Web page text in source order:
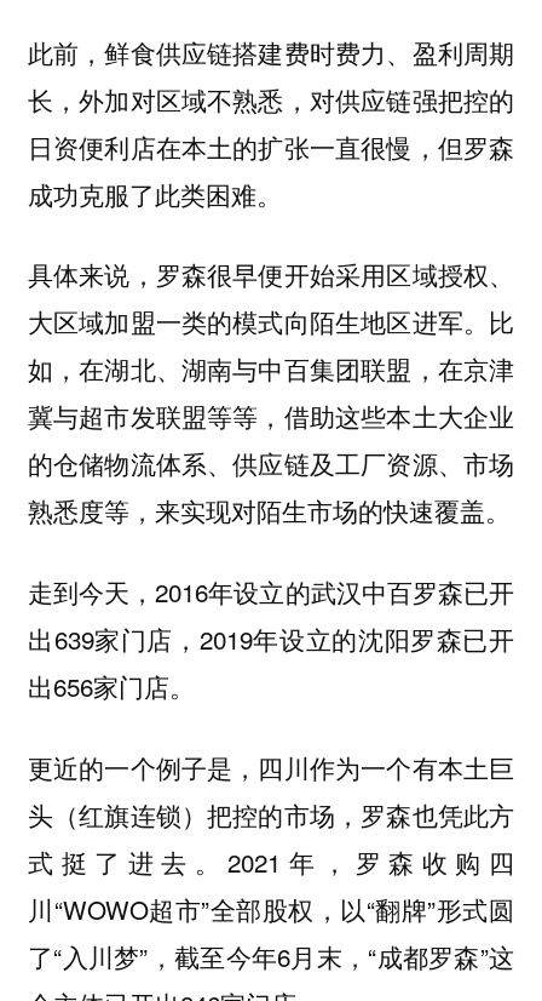
此前，鲜食供应链搭建费时费力、盈利周期
长，外加对区域不熟悉，对供应链强把控的
日资便利店在本土的扩张一直很慢，但罗森
成功克服了此类困难。
具体来说，罗森很早便开始采用区域授权、
大区域加盟一类的模式向陌生地区进军。比
如，在湖北、湖南与中百集团联盟，在京津
冀与超市发联盟等等，借助这些本土大企业
的仓储物流体系、供应链及工厂资源、市场
熟悉度等，来实现对陌生市场的快速覆盖。
走到今天，2016年设立的武汉中百罗森已开
出639家门店，2019年设立的沈阳罗森已开
出656家门店。
更近的一个例子是，四川作为一个有本土巨
头（红旗连锁）把控的市场，罗森也凭此方
式挺了进去。2021年，罗森收购四
川“WOWO超市”全部股权，以“翻牌”形式圆
了“入川梦”，截至今年6月末，“成都罗森”这